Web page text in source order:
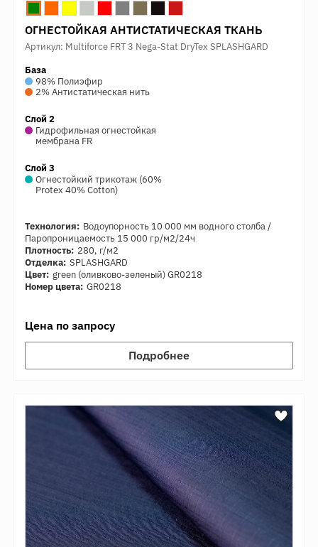
ОГНЕСТОЙКАЯ АНТИСТАТИЧЕСКАЯ ТКАНЬ
Артикул: Multiforce FRT 3 Nega-Stat DryTex SPLASHGARD
База
98% Полиэфир
2% Антистатическая нить
Слой 2
Гидрофильная огнестойкая
мембрана FR
Слой 3
Огнестойкий трикотаж (60%
Protex 40% Cotton)
Технология: Водоупорность 10 000 мм водного столба /
Паропроницаемость 15 000 гр/м2/24ч
Плотность: 280, г/м2
Отделка: SPLASHGARD
Цвет: green (оливково-зеленый) GR0218
Номер цвета: GR0218
Цена по запросу
Подробнее